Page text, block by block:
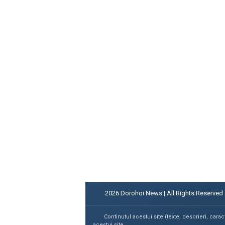
2026 Dorohoi News | All Rights Reserved
Continutul acestui site (texte, descrieri,